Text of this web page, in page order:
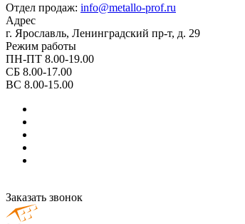
Отдел продаж: info@metallo-prof.ru
Адрес
г. Ярославль, Ленинградский пр-т, д. 29
Режим работы
ПН-ПТ 8.00-19.00
СБ 8.00-17.00
ВС 8.00-15.00
Заказать звонок